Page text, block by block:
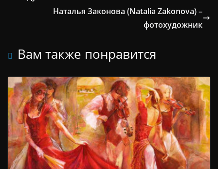
Наталья Законова (Natalia Zakonova) –
фотохудожник
Вам также понравится